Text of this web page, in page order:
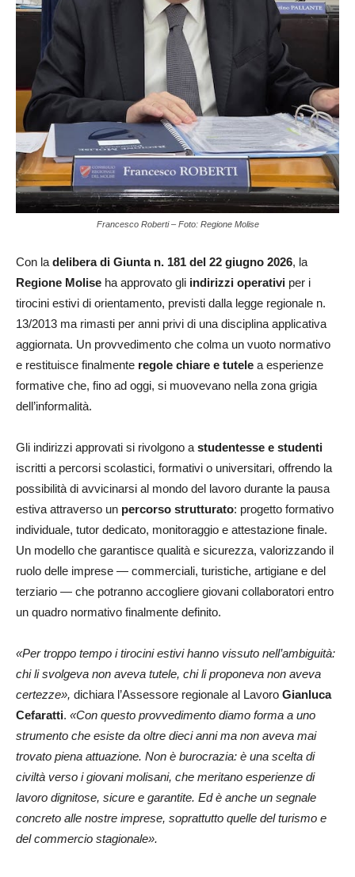
Francesco Roberti – Foto: Regione Molise
Con ladelibera di Giunta n. 181 del 22 giugno 2026, la
Regione Molise ha approvato gli indirizzi operativi per i
tirocini estivi di orientamento, previsti dalla legge regionale n.
13/2013 ma rimasti per anni privi di una disciplina applicativa
aggiornata. Un provvedimento che colma un vuoto normativo
e restituisce finalmente regole chiare e tutele a esperienze
formative che, fino ad oggi, si muovevano nella zona grigia
dell’informalità.
Gli indirizzi approvati si rivolgono astudentesse e studenti
iscritti a percorsi scolastici, formativi o universitari, offrendo la
possibilità di avvicinarsi al mondo del lavoro durante la pausa
estiva attraverso un percorso strutturato: progetto formativo
individuale, tutor dedicato, monitoraggio e attestazione finale.
Un modello che garantisce qualità e sicurezza, valorizzando il
ruolo delle imprese — commerciali, turistiche, artigiane e del
terziario — che potranno accogliere giovani collaboratori entro
un quadro normativo finalmente definito.
«Per troppo tempo i tirocini estivi hanno vissuto nell’ambiguità:
chi li svolgeva non aveva tutele, chi li proponeva non aveva
certezze», dichiara l’Assessore regionale al Lavoro Gianluca
Cefaratti. «Con questo provvedimento diamo forma a uno
strumento che esiste da oltre dieci anni ma non aveva mai
trovato piena attuazione. Non è burocrazia: è una scelta di
civiltà verso i giovani molisani, che meritano esperienze di
lavoro dignitose, sicure e garantite. Ed è anche un segnale
concreto alle nostre imprese, soprattutto quelle del turismo e
del commercio stagionale».